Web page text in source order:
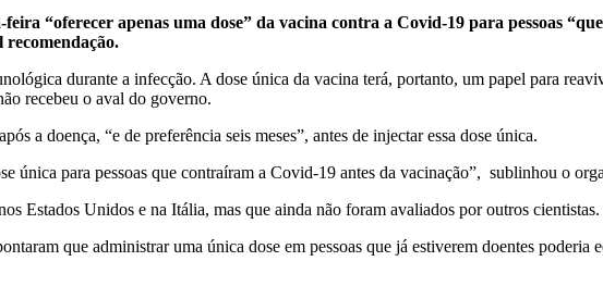
“oferecer apenas uma dose” da vacina contra a Covid-19 para pessoas
durante a infecção. A dose única da vacina terá, portanto, um papel para
recebeu o aval do governo.
a doença, “e de preferência seis meses”, antes de injectar essa dose única.
única para pessoas que contraíram a Covid-19 antes da vacinação”, sublinhou o
Estados Unidos e na Itália, mas que ainda não foram avaliados por outros cientistas.
que administrar uma única dose em pessoas que já estiverem doentes poderia